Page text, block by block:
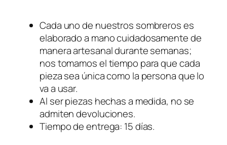
Cada uno de nuestros sombreros es
elaborado a mano cuidadosamente de
manera artesanal durante semanas;
nos tomamos el tiempo para que cada
pieza sea única como la persona que lo
va a usar.
Al ser piezas hechas a medida, no se
admiten devoluciones.
Tiempo de entrega: 15 días.